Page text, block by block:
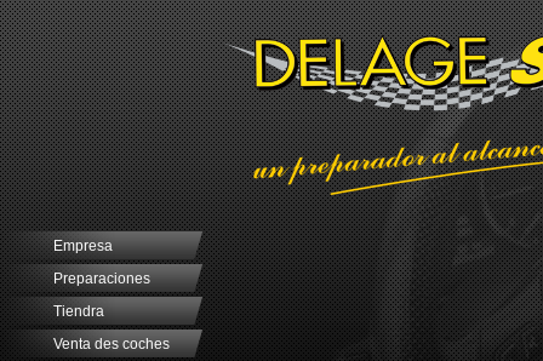
Empresa
Preparaciones
Tiendra
Venta des coches